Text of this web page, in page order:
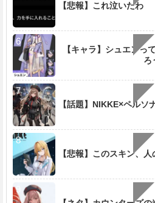
【悲報】これ泣いたわ
【キャラ】シュエンっ
ろ
【話題】NIKKE×ペルソ
【悲報】このスキン、